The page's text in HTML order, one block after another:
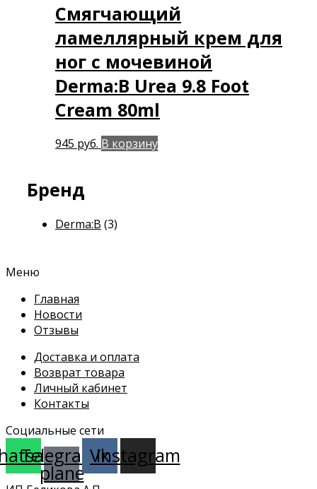
Смягчающий
ламеллярный крем для
ног с мочевиной
Derma:B Urea 9.8 Foot
Cream 80ml
945 руб. В корзину
Бренд
Derma:B (3)
Меню
Главная
Новости
Отзывы
Доставка и оплата
Возврат товара
Личный кабинет
Контакты
Социальные сети
Telegram-
plane
Vk
Instagram